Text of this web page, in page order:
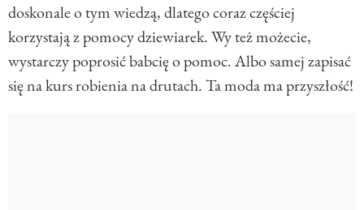
doskonale o tym wiedzą, dlatego coraz częściej
korzystają z pomocy dziewiarek. Wy też możecie,
wystarczy poprosić babcię o pomoc. Albo samej zapisać
się na kurs robienia na drutach. Ta moda ma przyszłość!